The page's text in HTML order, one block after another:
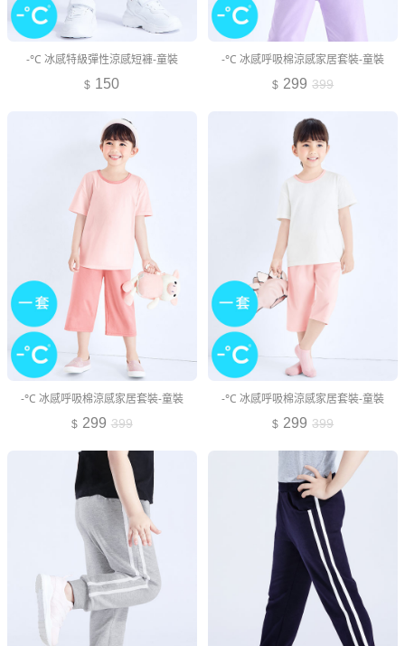
-°C 冰感特級彈性涼感短褲-童裝
150
-°C 冰感呼吸棉涼感家居套裝-童裝
299 399
-°C 冰感呼吸棉涼感家居套裝-童裝
299 399
-°C 冰感呼吸棉涼感家居套裝-童裝
299 399